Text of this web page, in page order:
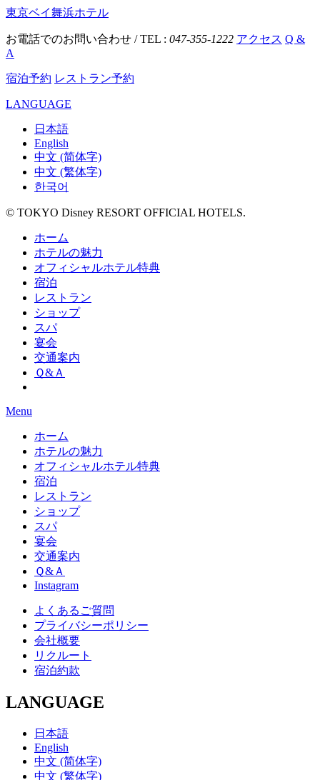
東京ベイ舞浜ホテル
お電話でのお問い合わせ / TEL : 047-355-1222 アクセス Q &
A
宿泊予約 レストラン予約
LANGUAGE
日本語
English
中文 (简体字)
中文 (繁体字)
한국어
© TOKYO Disney RESORT OFFICIAL HOTELS.
ホーム
ホテルの魅力
オフィシャルホテル特典
宿泊
レストラン
ショップ
スパ
宴会
交通案内
Ｑ&Ａ
Menu
ホーム
ホテルの魅力
オフィシャルホテル特典
宿泊
レストラン
ショップ
スパ
宴会
交通案内
Ｑ&Ａ
Instagram
よくあるご質問
プライバシーポリシー
会社概要
リクルート
宿泊約款
LANGUAGE
日本語
English
中文 (简体字)
中文 (繁体字)